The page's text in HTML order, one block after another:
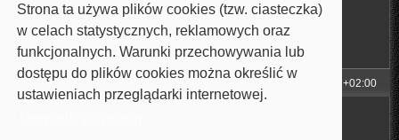
Strona ta używa plików cookies (tzw. ciasteczka)
w celach statystycznych, reklamowych oraz
funkcjonalnych. Warunki przechowywania lub
dostępu do plików cookies można określić w
ustawieniach przeglądarki internetowej.
Nie możeszodpowiadać w tematach
Nie możeszzmieniać swoich postów
Nie możeszusuwać swoich postów
Nie możeszdodawać załączników
Strona główna UTC+02:00